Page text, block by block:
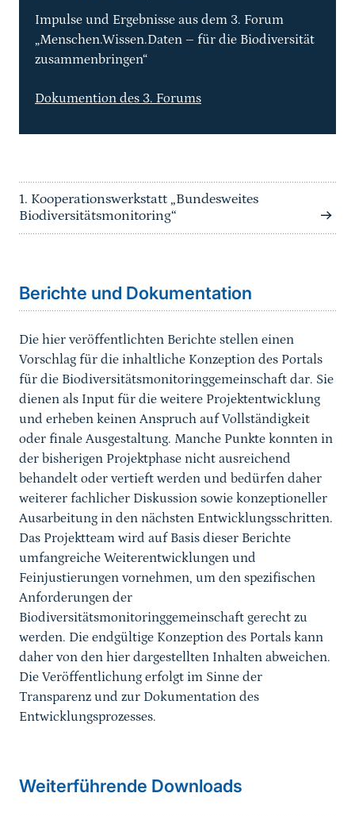
Impulse und Ergebnisse aus dem 3. Forum
„Menschen.Wissen.Daten – für die Biodiversität
zusammenbringen“
Dokumention des 3. Forums
1. Kooperationswerkstatt „Bundesweites
Biodiversitätsmonitoring“
Berichte und Dokumentation
Die hier veröffentlichten Berichte stellen einen
Vorschlag für die inhaltliche Konzeption des Portals
für die Biodiversitätsmonitoringgemeinschaft dar. Sie
dienen als Input für die weitere Projektentwicklung
und erheben keinen Anspruch auf Vollständigkeit
oder finale Ausgestaltung. Manche Punkte konnten in
der bisherigen Projektphase nicht ausreichend
behandelt oder vertieft werden und bedürfen daher
weiterer fachlicher Diskussion sowie konzeptioneller
Ausarbeitung in den nächsten Entwicklungsschritten.
Das Projektteam wird auf Basis dieser Berichte
umfangreiche Weiterentwicklungen und
Feinjustierungen vornehmen, um den spezifischen
Anforderungen der
Biodiversitätsmonitoringgemeinschaft gerecht zu
werden. Die endgültige Konzeption des Portals kann
daher von den hier dargestellten Inhalten abweichen.
Die Veröffentlichung erfolgt im Sinne der
Transparenz und zur Dokumentation des
Entwicklungsprozesses.
Weiterführende Downloads